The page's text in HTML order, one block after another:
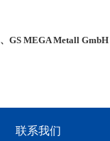
、 GS MEGA Metall GmbH
联系我们